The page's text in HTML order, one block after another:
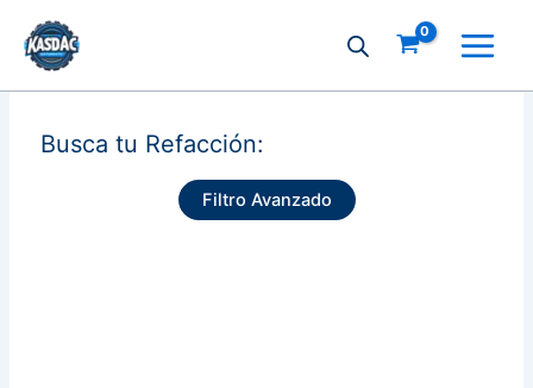
contenido
Busca tu Refacción:
Filtro Avanzado